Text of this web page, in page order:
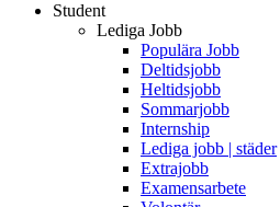
Student
Lediga Jobb
Populära Jobb
Deltidsjobb
Heltidsjobb
Sommarjobb
Internship
Lediga jobb | städer
Extrajobb
Examensarbete